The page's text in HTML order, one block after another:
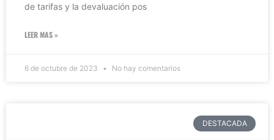
de tarifas y la devaluación pos
LEER MAS »
6 de octubre de 2023 No hay comentarios
DESTACADA